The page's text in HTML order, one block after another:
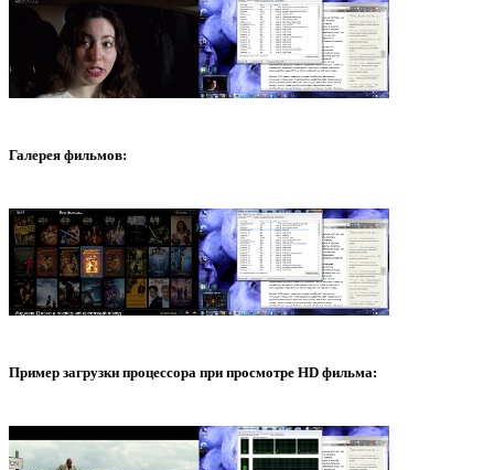
Галерея фильмов:
Пример загрузки процессора при просмотре HD фильма: